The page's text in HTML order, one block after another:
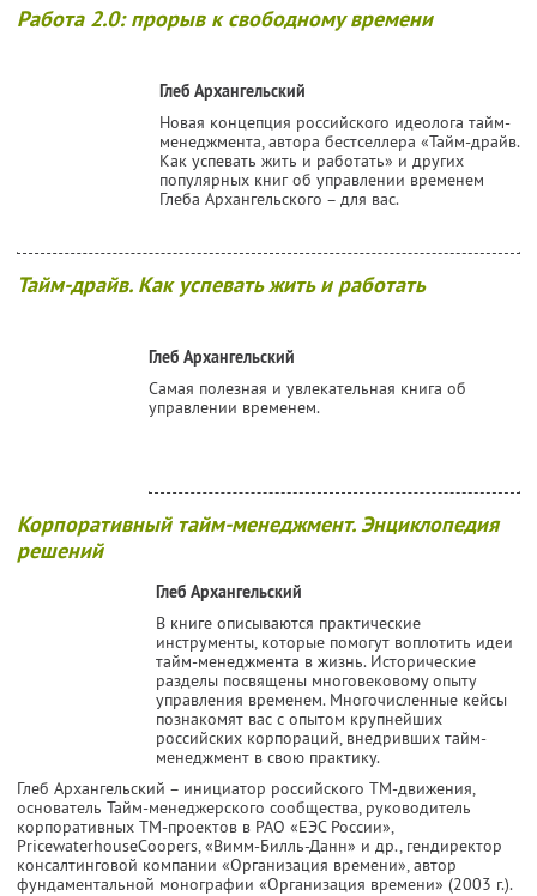
Работа 2.0: прорыв к свободному времени
Глеб Архангельский
Новая концепция российского идеолога тайм-
менеджмента, автора бестселлера «Тайм-драйв.
Как успевать жить и работать» и других
популярных книг об управлении временем
Глеба Архангельского – для вас.
Тайм-драйв. Как успевать жить и работать
Глеб Архангельский
Самая полезная и увлекательная книга об
управлении временем.
Корпоративный тайм-менеджмент. Энциклопедия
решений
Глеб Архангельский
В книге описываются практические
инструменты, которые помогут воплотить идеи
тайм-менеджмента в жизнь. Исторические
разделы посвящены многовековому опыту
управления временем. Многочисленные кейсы
познакомят вас с опытом крупнейших
российских корпораций, внедривших тайм-
менеджмент в свою практику.
Глеб Архангельский – инициатор российского ТМ-движения,
основатель Тайм-менеджерского сообщества, руководитель
корпоративных ТМ-проектов в РАО «ЕЭС России»,
PricewaterhouseCoopers, «Вимм-Билль-Данн» и др., гендиректор
консалтинговой компании «Организация времени», автор
фундаментальной монографии «Организация времени» (2003 г.).